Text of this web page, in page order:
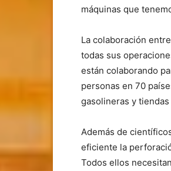
máquinas que
La colaboración
todas sus
están colaborando
personas en 70
gasolineras y
Además de
eficiente la
Todos ellos